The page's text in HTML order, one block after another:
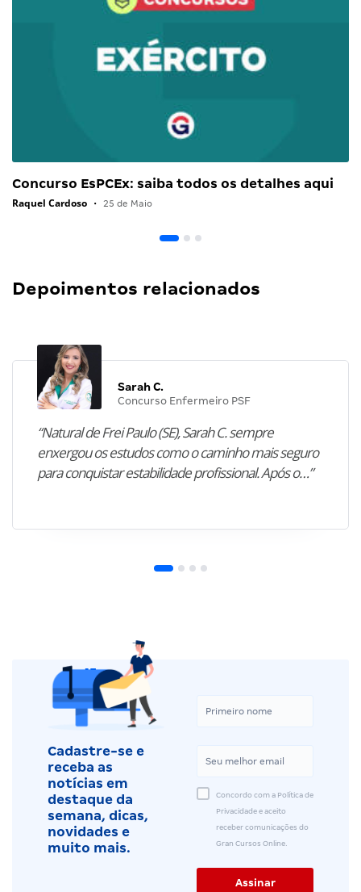
Concurso EsPCEx: saiba todos os detalhes aqui
Raquel Cardoso • 25 de Maio
Depoimentos relacionados
Sarah C.
Concurso Enfermeiro PSF
“Natural de Frei Paulo (SE), Sarah C. sempre
enxergou os estudos como o caminho mais seguro
para conquistar estabilidade profissional. Após o…”
Cadastre-se e
receba as
notícias em
destaque da
semana, dicas,
novidades e
muito mais.
Concordo com a Política de
Privacidade e aceito
receber comunicações do
Gran Cursos Online.